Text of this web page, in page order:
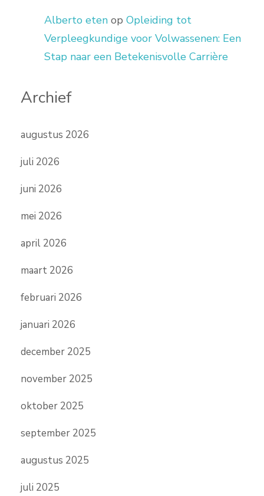
Alberto eten op Opleiding tot
Verpleegkundige voor Volwassenen: Een
Stap naar een Betekenisvolle Carrière
Archief
augustus 2026
juli 2026
juni 2026
mei 2026
april 2026
maart 2026
februari 2026
januari 2026
december 2025
november 2025
oktober 2025
september 2025
augustus 2025
juli 2025